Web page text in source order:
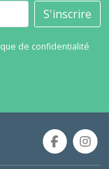
S'inscrire
de confidentialité